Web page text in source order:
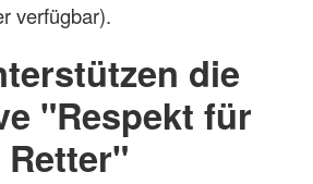
verfügbar).
die
"Respekt für
Retter"